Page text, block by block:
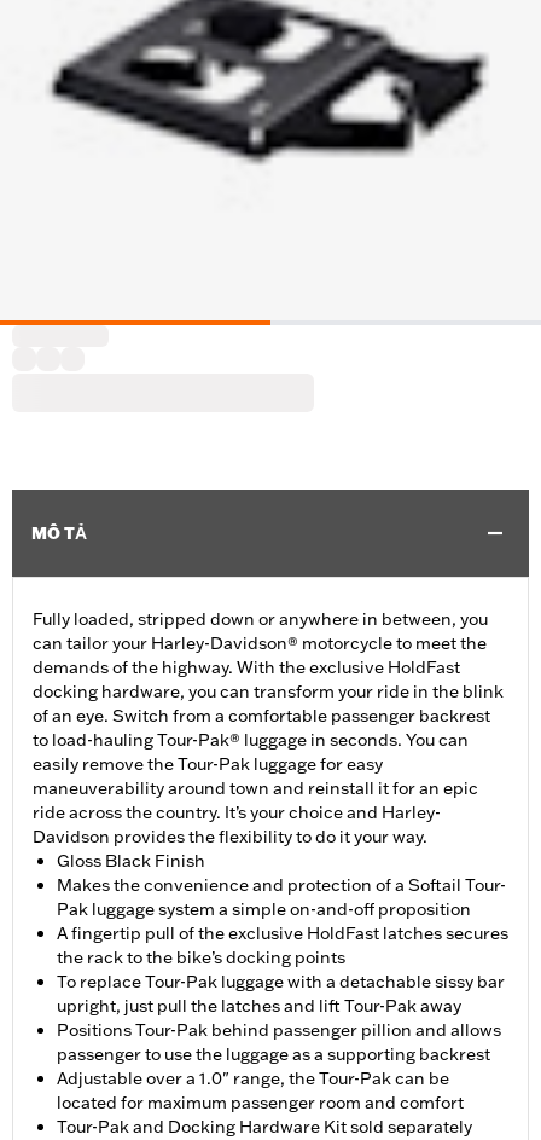
MÔ TẢ
Fully loaded, stripped down or anywhere in between, you
can tailor your Harley-Davidson® motorcycle to meet the
demands of the highway. With the exclusive HoldFast
docking hardware, you can transform your ride in the blink
of an eye. Switch from a comfortable passenger backrest
to load-hauling Tour-Pak® luggage in seconds. You can
easily remove the Tour-Pak luggage for easy
maneuverability around town and reinstall it for an epic
ride across the country. It’s your choice and Harley-
Davidson provides the flexibility to do it your way.
Gloss Black Finish
Makes the convenience and protection of a Softail Tour-
Pak luggage system a simple on-and-off proposition
A fingertip pull of the exclusive HoldFast latches secures
the rack to the bike’s docking points
To replace Tour-Pak luggage with a detachable sissy bar
upright, just pull the latches and lift Tour-Pak away
Positions Tour-Pak behind passenger pillion and allows
passenger to use the luggage as a supporting backrest
Adjustable over a 1.0" range, the Tour-Pak can be
located for maximum passenger room and comfort
Tour-Pak and Docking Hardware Kit sold separately